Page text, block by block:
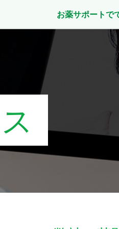
お薬サポートで